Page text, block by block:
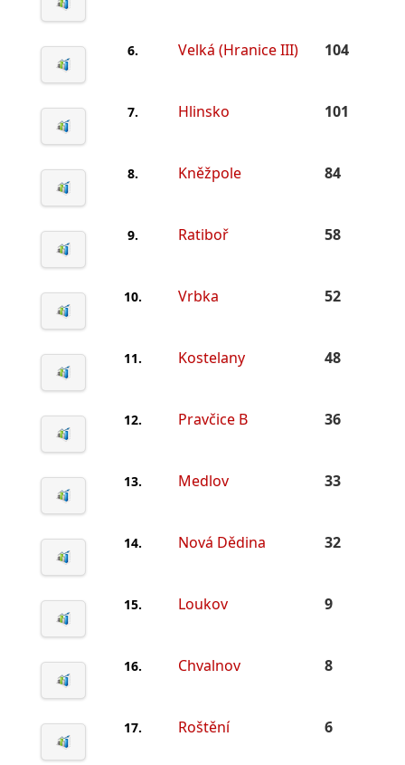
6. Velká (Hranice III) 104
7. Hlinsko 101
8. Kněžpole 84
9. Ratiboř 58
10. Vrbka 52
11. Kostelany 48
12. Pravčice B 36
13. Medlov 33
14. Nová Dědina 32
15. Loukov 9
16. Chvalnov 8
17. Roštění 6